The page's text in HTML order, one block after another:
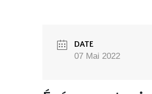
DATE
07 Mai 2022